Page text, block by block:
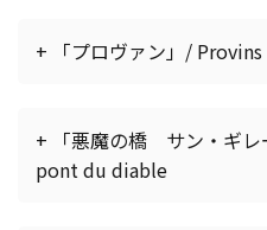
+ 「プロヴァン」/ Provins
+ 「悪魔の橋 サン・ギレ
pont du diable